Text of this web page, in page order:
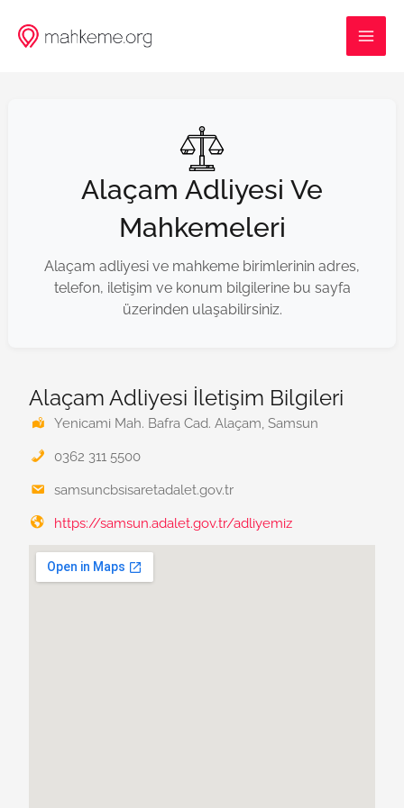
atla
Alaçam Adliyesi Ve
Mahkemeleri
Alaçam adliyesi ve mahkeme birimlerinin adres,
telefon, iletişim ve konum bilgilerine bu sayfa
üzerinden ulaşabilirsiniz.
Alaçam Adliyesi İletişim Bilgileri
Yenicami Mah. Bafra Cad. Alaçam, Samsun
0362 311 5500
samsuncbsisaretadalet.gov.tr
https://samsun.adalet.gov.tr/adliyemiz